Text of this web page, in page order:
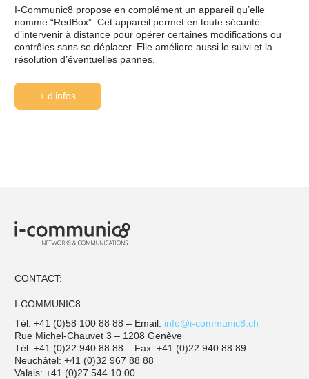
I-Communic8 propose en complément un appareil qu’elle
nomme “RedBox”. Cet appareil permet en toute sécurité
d’intervenir à distance pour opérer certaines modifications ou
contrôles sans se déplacer. Elle améliore aussi le suivi et la
résolution d’éventuelles pannes.
+ d’infos
CONTACT:
I-COMMUNIC8
Tél: +41 (0)58 100 88 88 – Email: info@i-communic8.ch
Rue Michel-Chauvet 3 – 1208 Genève
Tél: +41 (0)22 940 88 88 – Fax: +41 (0)22 940 88 89
Neuchâtel: +41 (0)32 967 88 88
Valais: +41 (0)27 544 10 00